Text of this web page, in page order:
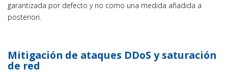
garantizada por defecto y no como una medida añadida a
posteriori.
Mitigación de ataques DDoS y saturación
de red